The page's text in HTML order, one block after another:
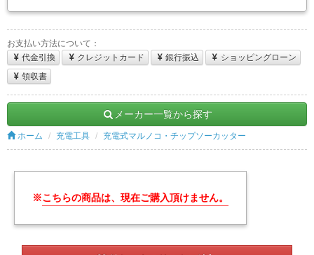
お支払い方法について：
代金引換
クレジットカード 銀行振込
ショッピングローン
領収書
メーカー一覧から探す
ホーム 充電工具 充電式マルノコ・チップソーカッター
※こちらの商品は、現在ご購入頂けません。